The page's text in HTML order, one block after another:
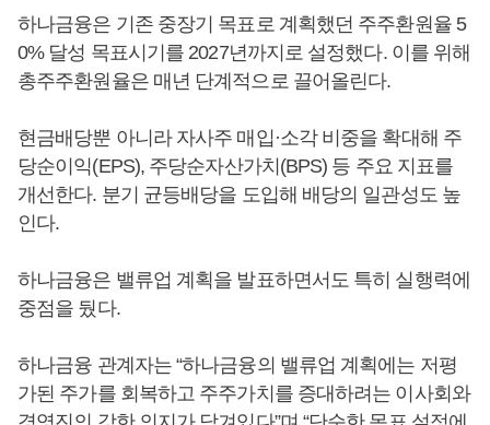
하나금융은 기존 중장기 목표로 계획했던 주주환원율 5
0% 달성 목표시기를 2027년까지로 설정했다. 이를 위해
총주주환원율은 매년 단계적으로 끌어올린다.
현금배당뿐 아니라 자사주 매입·소각 비중을 확대해 주
당순이익(EPS), 주당순자산가치(BPS) 등 주요 지표를
개선한다. 분기 균등배당을 도입해 배당의 일관성도 높
인다.
하나금융은 밸류업 계획을 발표하면서도 특히 실행력에
중점을 뒀다.
하나금융 관계자는 “하나금융의 밸류업 계획에는 저평
가된 주가를 회복하고 주주가치를 증대하려는 이사회와